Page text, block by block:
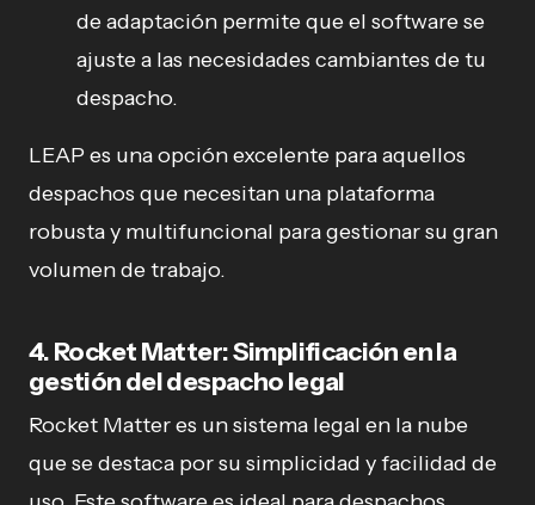
de adaptación permite que el software se
ajuste a las necesidades cambiantes de tu
despacho.
LEAP es una opción excelente para aquellos
despachos que necesitan una plataforma
robusta y multifuncional para gestionar su gran
volumen de trabajo.
4. Rocket Matter: Simplificación en la
gestión del despacho legal
Rocket Matter es un sistema legal en la nube
que se destaca por su simplicidad y facilidad de